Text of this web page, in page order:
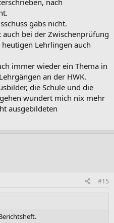
gabs nicht.
bei der Zwischenprüfung
Lehrlingen auch
immer wieder ein Thema in
an der HWK.
die Schule und die
wundert mich nix mehr
ausgebildeten
#15